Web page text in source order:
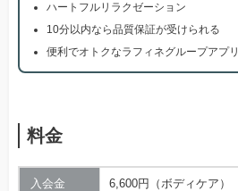
ハートフルリラクゼーション
10分以内なら品質保証が受けられる
便利でオトクなラフィネグループアプリ
料金
入会金 6,600円（ボディケア）